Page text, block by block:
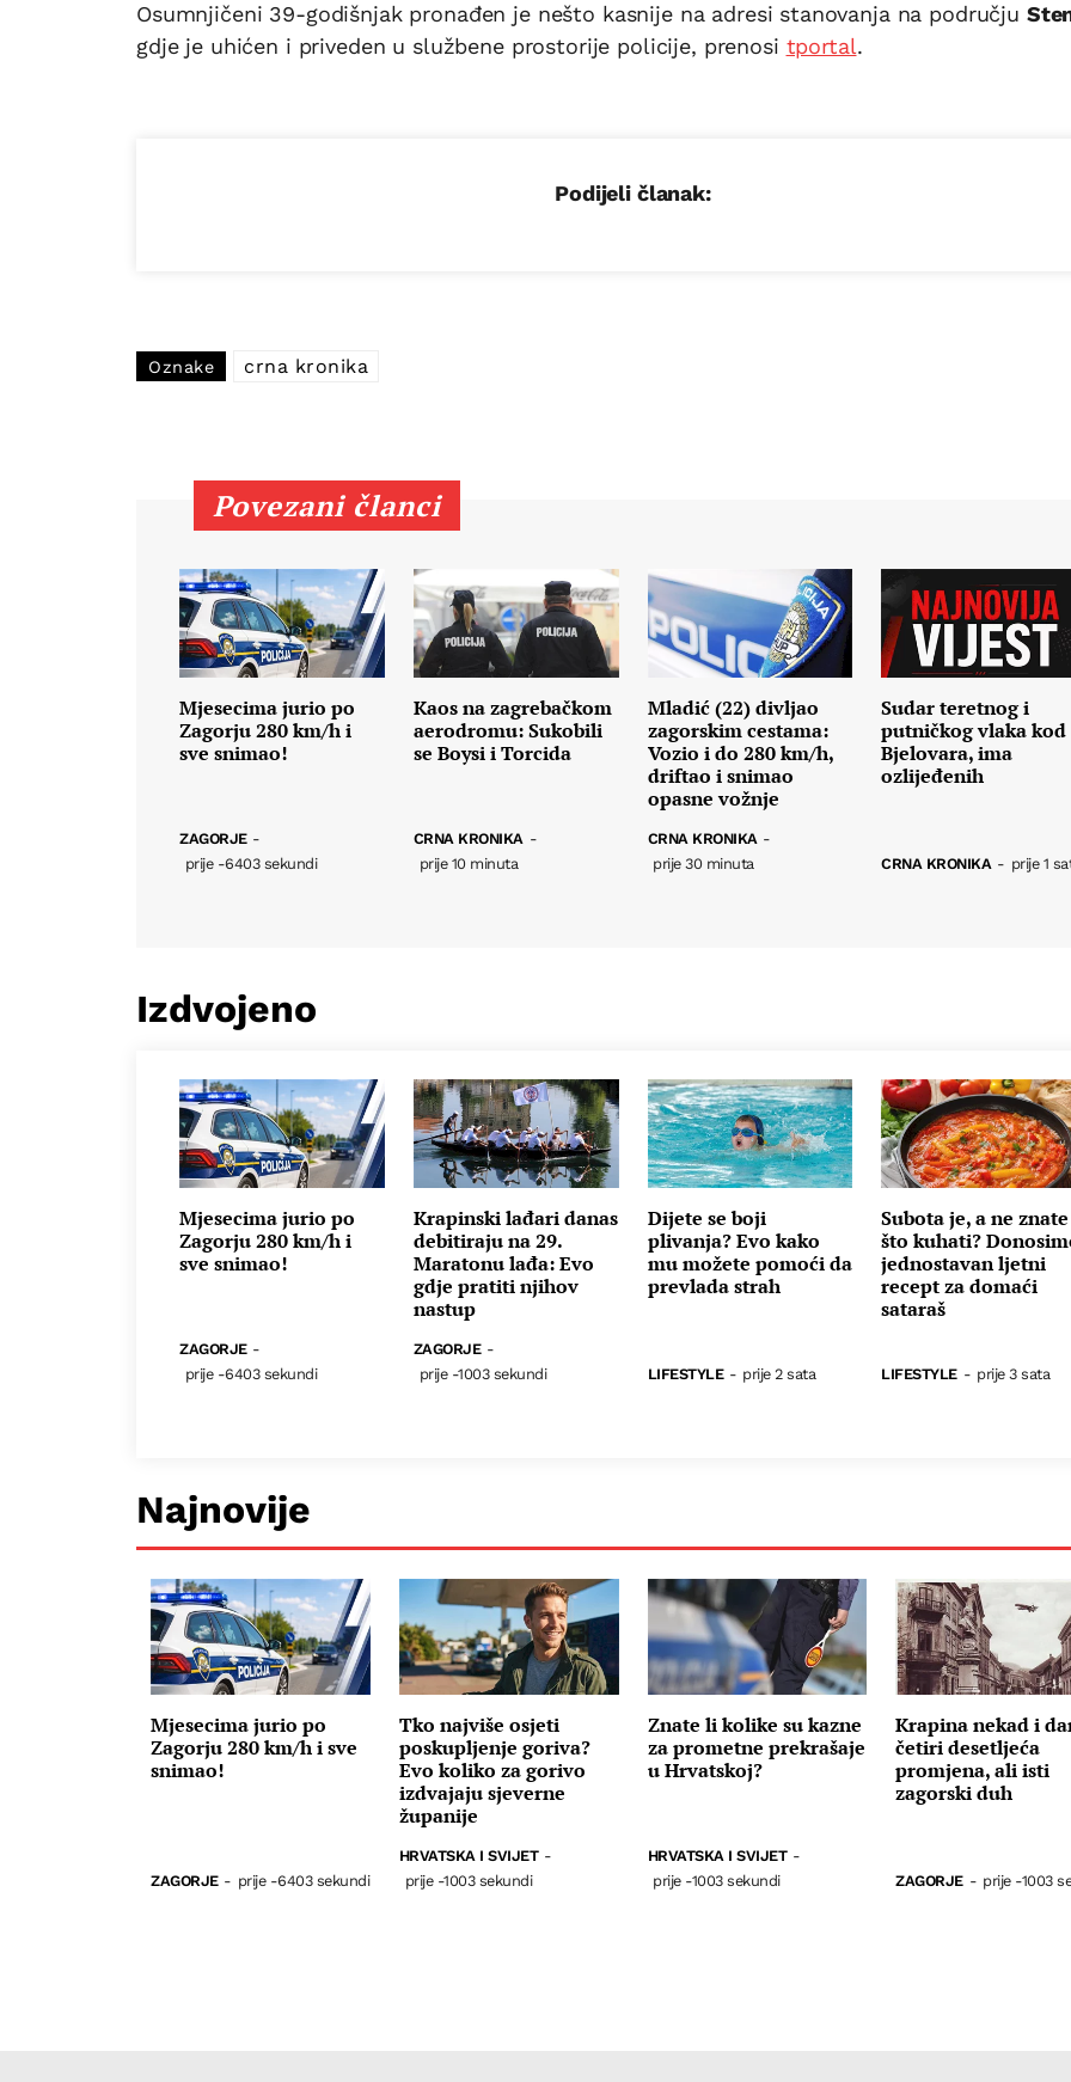
Osumnjičeni 39-godišnjak pronađen je nešto kasnije na adresi stanovanja na području
gdje je uhićen i priveden u službene prostorije policije, prenosi tportal.
Podijeli članak:
Oznake crna kronika
Povezani članci
Mjesecima jurio po
Zagorju 280 km/h i
sve snimao!
ZAGORJE -
prije -6403 sekundi
Kaos na zagrebačkom
aerodromu: Sukobili
se Boysi i Torcida
CRNA KRONIKA -
prije 10 minuta
Mladić (22) divljao
zagorskim cestama:
Vozio i do 280 km/h,
driftao i snimao
opasne vožnje
CRNA KRONIKA -
prije 30 minuta
Sudar teretnog i
putničkog vlaka kod
Bjelovara, ima
ozlijeđenih
CRNA KRONIKA - prije 1
Izdvojeno
Mjesecima jurio po
Zagorju 280 km/h i
sve snimao!
ZAGORJE -
prije -6403 sekundi
Krapinski lađari danas
debitiraju na 29.
Maratonu lađa: Evo
gdje pratiti njihov
nastup
ZAGORJE -
prije -1003 sekundi
Dijete se boji
plivanja? Evo kako
mu možete pomoći da
prevlada strah
LIFESTYLE - prije 2 sata
Subota je, a ne znate
što kuhati?
jednostavan ljetni
recept za domaći
sataraš
LIFESTYLE - prije 3 sata
Najnovije
Mjesecima jurio po
Zagorju 280 km/h i sve
snimao!
ZAGORJE - prije -6403 sekundi
Tko najviše osjeti
poskupljenje goriva?
Evo koliko za gorivo
izdvajaju sjeverne
županije
HRVATSKA I SVIJET -
prije -1003 sekundi
Znate li kolike su kazne
za prometne prekrašaje
u Hrvatskoj?
HRVATSKA I SVIJET -
prije -1003 sekundi
Krapina nekad i
četiri desetljeća
promjena, ali isti
zagorski duh
ZAGORJE - prije -1003